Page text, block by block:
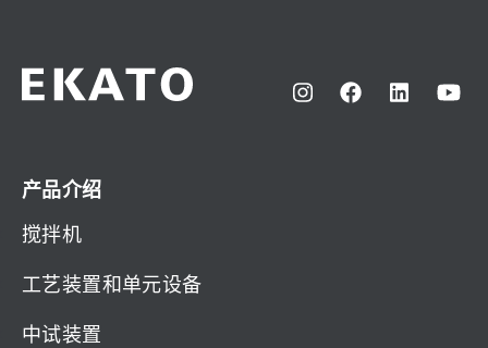
产品介绍
搅拌机
工艺装置和单元设备
中试装置